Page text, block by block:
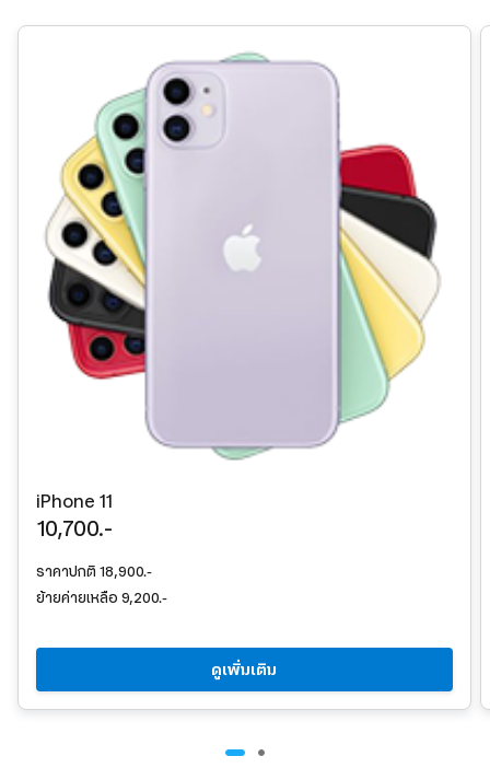
iPhone 11
10,700.-
ราคาปกติ 18,900.-
ย้ายค่ายเหลือ 9,200.-
ดูเพิ่มเติม